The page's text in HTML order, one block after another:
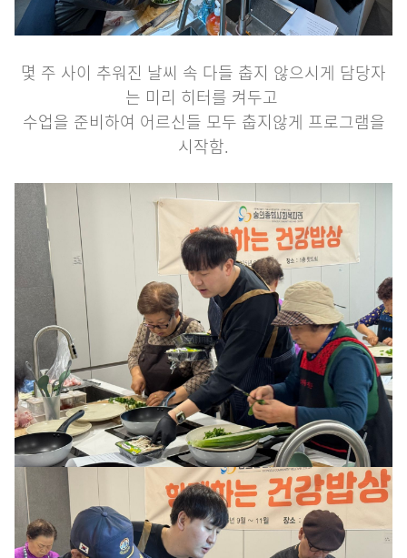
몇 주 사이 추워진 날씨 속 다들 춥지 않으시게 담당자
는 미리 히터를 켜두고
수업을 준비하여 어르신들 모두 춥지않게 프로그램을
시작함.